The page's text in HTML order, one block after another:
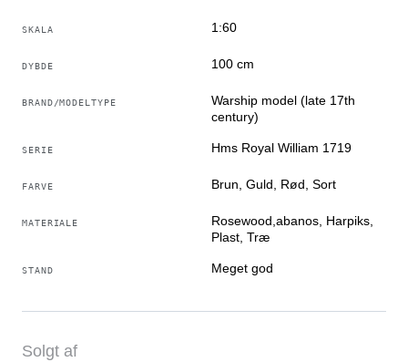
SKALA 1:60
DYBDE 100 cm
BRAND/MODELTYPE
Warship model (late 17th
century)
SERIE Hms Royal William 1719
FARVE Brun, Guld, Rød, Sort
MATERIALE
Rosewood,abanos, Harpiks,
Plast, Træ
STAND Meget god
Solgt af